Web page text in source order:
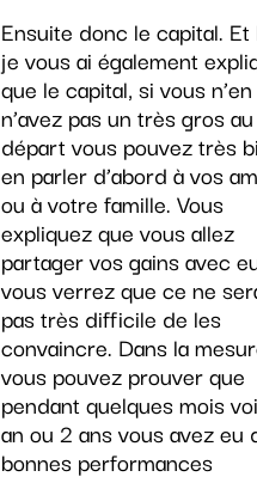
Ensuite donc le capital. Et
je vous ai également
que le capital, si vous n’en
n’avez pas un très gros au
départ vous pouvez très
en parler d’abord à vos
ou à votre famille. Vous
expliquez que vous allez
partager vos gains avec
vous verrez que ce ne
pas très difficile de les
convaincre. Dans la
vous pouvez prouver que
pendant quelques mois
an ou 2 ans vous avez eu
bonnes performances